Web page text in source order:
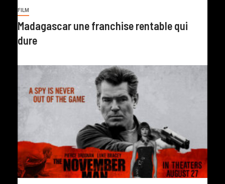
FILM
Madagascar une franchise rentable qui
dure